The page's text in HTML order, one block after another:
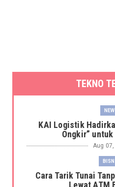
TEKNO
KAI Logistik
Ongkir”
Aug
Cara Tarik Tunai
Lewat ATM